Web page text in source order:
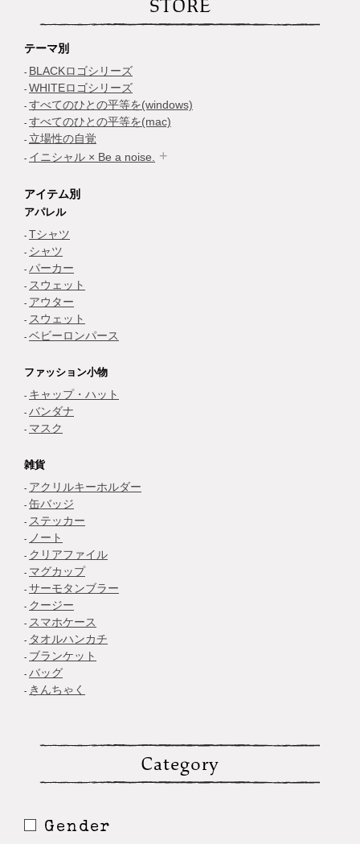
STORE
テーマ別
BLACKロゴシリーズ
WHITEロゴシリーズ
すべてのひとの平等を(windows)
すべてのひとの平等を(mac)
立場性の自覚
イニシャル × Be a noise.
アイテム別
アパレル
Tシャツ
シャツ
パーカー
スウェット
アウター
スウェット
ベビーロンパース
ファッション小物
キャップ・ハット
バンダナ
マスク
雑貨
アクリルキーホルダー
缶バッジ
ステッカー
ノート
クリアファイル
マグカップ
サーモタンブラー
クージー
スマホケース
タオルハンカチ
ブランケット
バッグ
きんちゃく
Category
Gender